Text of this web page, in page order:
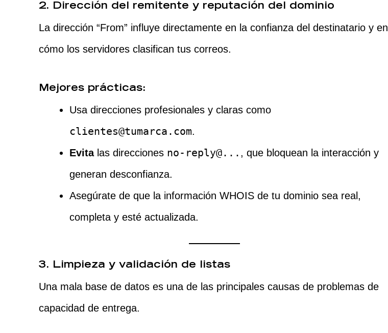
2. Dirección del remitente y reputación del dominio
La dirección “From” influye directamente en la confianza del destinatario y en
cómo los servidores clasifican tus correos.
Mejores prácticas:
Usa direcciones profesionales y claras como
clientes@tumarca.com.
Evitalas direcciones no-reply@... , que bloquean la interacción y
generan desconfianza.
Asegúrate de que la información WHOIS de tu dominio sea real,
completa y esté actualizada.
3. Limpieza y validación de listas
Una mala base de datos es una de las principales causas de problemas de
capacidad de entrega.